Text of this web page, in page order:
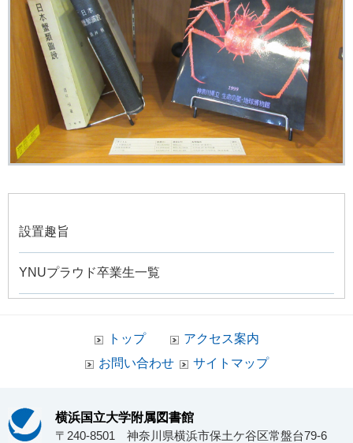
設置趣旨
YNUプラウド卒業生一覧
トップ
アクセス案内
お問い合わせ
サイトマップ
横浜国立大学附属図書館
〒240-8501 神奈川県横浜市保土ケ谷区常盤台79-6